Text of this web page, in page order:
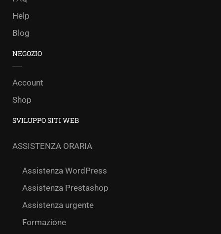
Help
Blog
NEGOZIO
Account
Shop
SVILUPPO SITI WEB
ASSISTENZA ORARIA
Assistenza WordPress
Assistenza Prestashop
Assistenza urgente
Formazione